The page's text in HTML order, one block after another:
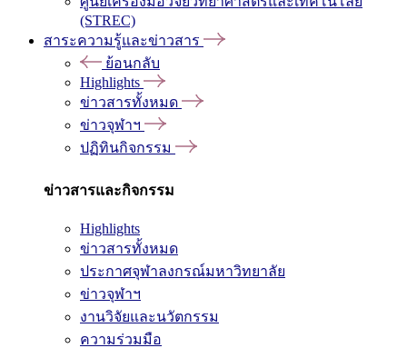
(STREC)
สาระความรู้และข่าวสาร
ย้อนกลับ
Highlights
ข่าวสารทั้งหมด
ข่าวจุฬาฯ
ปฏิทินกิจกรรม
ข่าวสารและกิจกรรม
Highlights
ข่าวสารทั้งหมด
ประกาศจุฬาลงกรณ์มหาวิทยาลัย
ข่าวจุฬาฯ
งานวิจัยและนวัตกรรม
ความร่วมมือ